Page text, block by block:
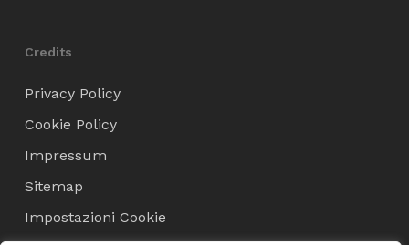
Credits
Privacy Policy
Cookie Policy
Impressum
Sitemap
Impostazioni Cookie